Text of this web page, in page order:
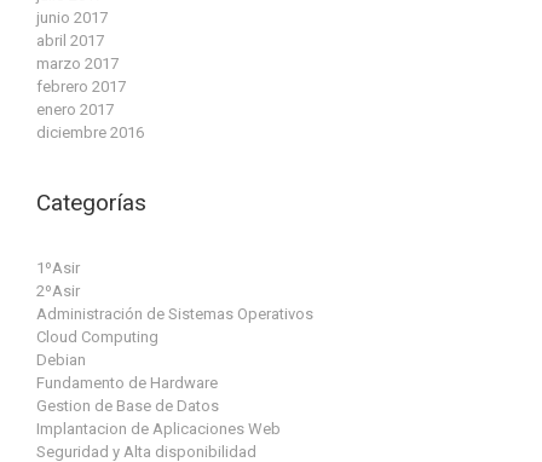
junio 2017
abril 2017
marzo 2017
febrero 2017
enero 2017
diciembre 2016
Categorías
1ºAsir
2ºAsir
Administración de Sistemas Operativos
Cloud Computing
Debian
Fundamento de Hardware
Gestion de Base de Datos
Implantacion de Aplicaciones Web
Seguridad y Alta disponibilidad